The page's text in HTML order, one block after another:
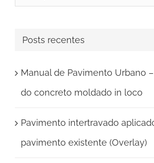
Posts recentes
Manual de Pavimento Urbano
do concreto moldado in loco
Pavimento intertravado
pavimento existente (Overlay)